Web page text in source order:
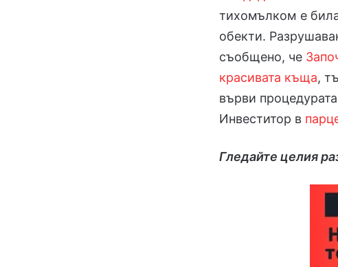
тихомълком е
обекти.
съобщено, че
красивата къща,
върви
Инвеститор в
Гледайте целия